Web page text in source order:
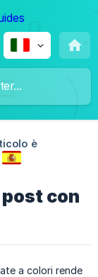
è
con
a colori rende